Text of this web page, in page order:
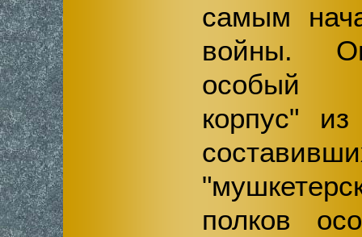
самым
войны.
особый
корпус"
полков